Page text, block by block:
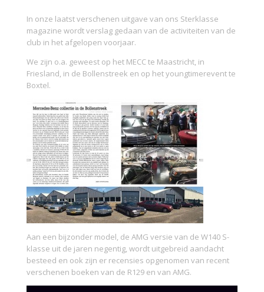
In onze laatst verschenen uitgave van ons Sterklasse
magazine wordt verslag gedaan van de activiteiten van de
club in het afgelopen voorjaar.
We zijn o.a. geweest op het MECC te Maastricht, in
Friesland, in de Bollenstreek en op het youngtimerevent te
Boxtel.
Aan een bijzonder model, de AMG versie van de W140 S-
klasse uit de jaren negentig, wordt uitgebreid aandacht
besteed en ook zijn er recensies opgenomen van recent
verschenen boeken van de R129 en van AMG.